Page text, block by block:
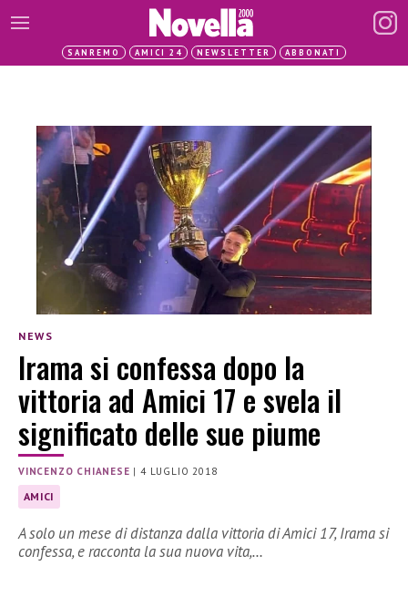
SANREMO AMICI 24 NEWSLETTER ABBONATI
NEWS
Irama si confessa dopo la
vittoria ad Amici 17 e svela il
significato delle sue piume
VINCENZO CHIANESE |4 LUGLIO 2018
AMICI
A solo un mese di distanza dalla vittoria di Amici 17, Irama si
confessa, e racconta la sua nuova vita,…